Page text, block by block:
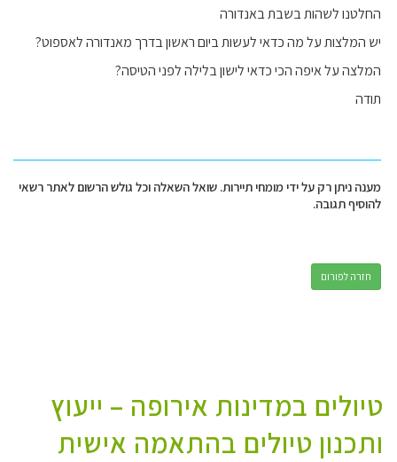
החלטנו לשהות בשבת באנדורה
יש המלצות על מה כדאי לעשות ביום ראשון בדרך מאנדורה לאספוט?
המלצה על איפה הכי כדאי לישון בלילה לפני הטיסה?
תודה
מענה ניתן רק על ידי מומחי תיירות. שואל השאלה וכל גולש הרשום לאתר רשאי
להוסיף תגובה.
חזרה לפורום
טיולים במדינות אירופה – ייעוץ
ותכנון טיולים בהתאמה אישית